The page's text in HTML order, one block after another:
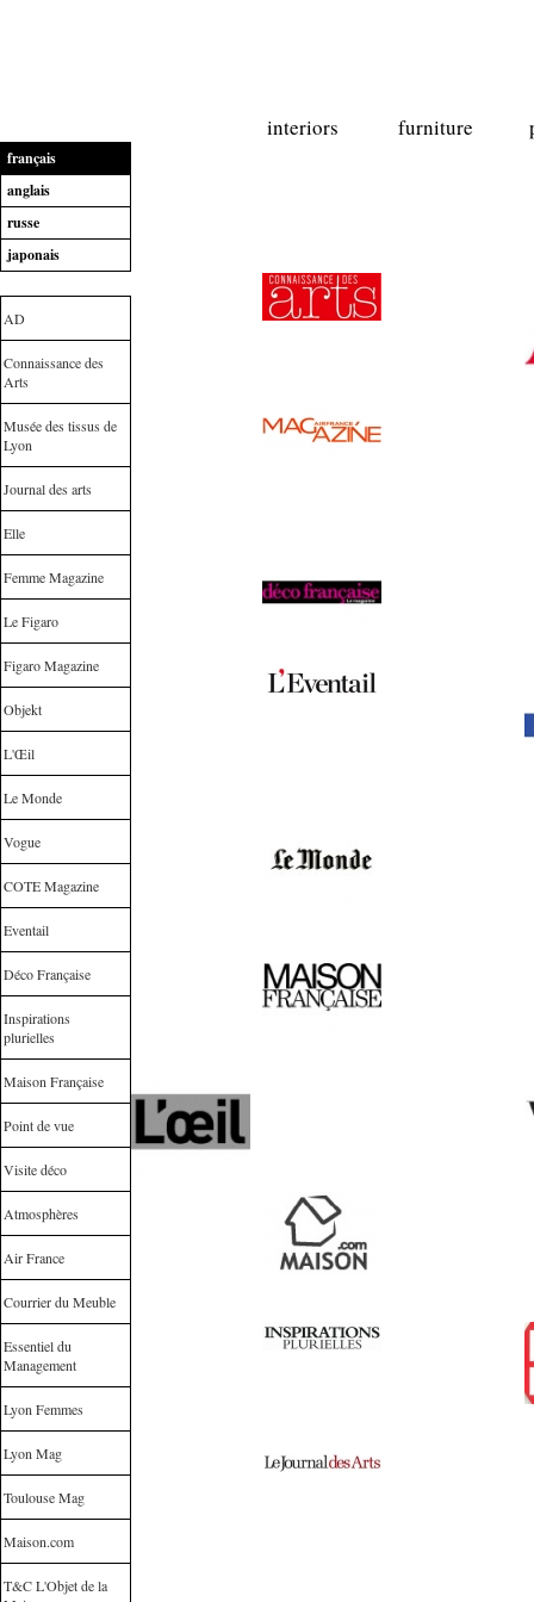
interiors furniture
français
anglais
russe
japonais
AD
Connaissance des
Arts
Musée des tissus de
Lyon
Journal des arts
Elle
Femme Magazine
Le Figaro
Figaro Magazine
Objekt
L'Œil
Le Monde
Vogue
COTE Magazine
Eventail
Déco Française
Inspirations
plurielles
Maison Française
Point de vue
Visite déco
Atmosphères
Air France
Courrier du Meuble
Essentiel du
Management
Lyon Femmes
Lyon Mag
Toulouse Mag
Maison.com
T&C L'Objet de la